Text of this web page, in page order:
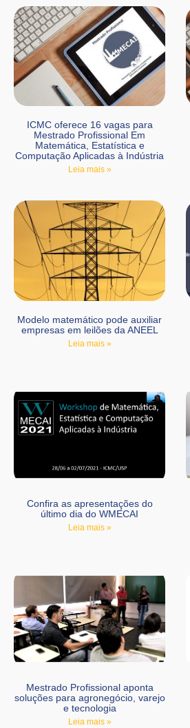
ICMC oferece 16 vagas para
Mestrado Profissional Em
Matemática, Estatística e
Computação Aplicadas à Indústria
Leia mais »
Modelo matemático pode auxiliar
empresas em leilões da ANEEL
Leia mais »
Confira as apresentações do
último dia do WMECAI
Leia mais »
Mestrado Profissional aponta
soluções para agronegócio, varejo
e tecnologia
Leia mais »